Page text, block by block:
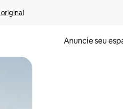
Anuncie seu